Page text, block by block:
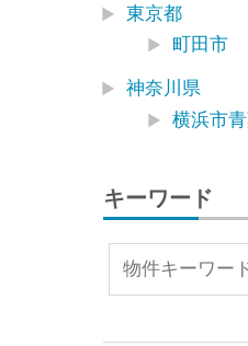
東京都
町田市
神奈川県
横浜市
キーワード